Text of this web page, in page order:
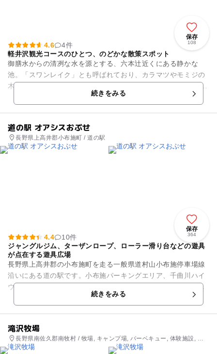
保存
108
4.6
4件
軽井沢観光コースのひとつ、のどかな散策スポット
御膳水からの清冽な水を源とする、六本辻近くにある静かな
池。「スワンレイク」とも呼ばれており、カラマツやモミジの
木々に映え、とても落ち着いた雰囲気の場所です。 水面に映る
木々、のどかにたたずむカ...続きをみる
道の駅 オアシスおぶせ
長野県上高井郡小布施町 / 道の駅
保存
364
4.4
10件
ジャングルジム、ターザンロープ、ローラー滑り台などの遊具
が点在する遊具広場
長野県上高井郡の小布施町を走る一般県道村山小布施停車場線
沿いにある道の駅です。小布施パーキングエリア、千曲川ハイ
ウェイミュージアムとともに小布施ハイウェイオアシスとし
て、上信越自動車道から利用す...
続きをみる
滝沢牧場
長野県南佐久郡南牧村 / 牧場, キャンプ場, バーベキュー, 体験施設, 自
然体験・アクティビティ